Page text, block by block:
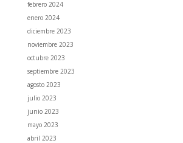
febrero 2024
enero 2024
diciembre 2023
noviembre 2023
octubre 2023
septiembre 2023
agosto 2023
julio 2023
junio 2023
mayo 2023
abril 2023